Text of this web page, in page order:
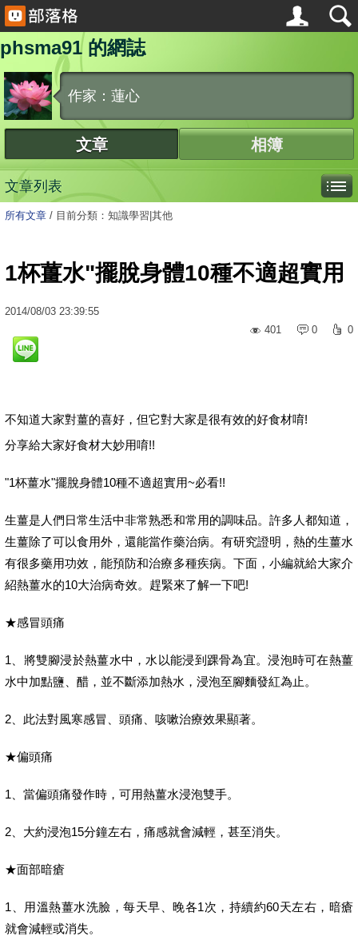
phsma91 的網誌
作家：蓮心
文章 相簿
文章列表
所有文章 / 目前分類：知識學習|其他
1杯薑水"擺脫身體10種不適超實用
2014/08/03 23:39:55
401
0 0
不知道大家對薑的喜好，但它對大家是很有效的好食材唷!
分享給大家好食材大妙用唷!!
"1杯薑水"擺脫身體10種不適超實用~必看!!
生薑是人們日常生活中非常熟悉和常用的調味品。許多人都知道，
生薑除了可以食用外，還能當作藥治病。有研究證明，熱的生薑水
有很多藥用功效，能預防和治療多種疾病。下面，小編就給大家介
紹熱薑水的10大治病奇效。趕緊來了解一下吧!
★感冒頭痛
1、將雙腳浸於熱薑水中，水以能浸到踝骨為宜。浸泡時可在熱薑
水中加點鹽、醋，並不斷添加熱水，浸泡至腳麵發紅為止。
2、此法對風寒感冒、頭痛、咳嗽治療效果顯著。
★偏頭痛
1、當偏頭痛發作時，可用熱薑水浸泡雙手。
2、大約浸泡15分鐘左右，痛感就會減輕，甚至消失。
★面部暗瘡
1、用溫熱薑水洗臉，每天早、晚各1次，持續約60天左右，暗瘡
就會減輕或消失。